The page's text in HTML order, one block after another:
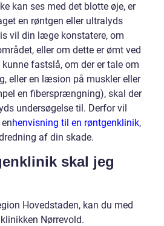
kan ses med det blotte øje, er
en røntgen eller ultralyds
vil din læge konstatere, om
eller om dette er ømt ved
fastslå, om der er tale om
eller en læsion på muskler eller
en fibersprængning), skal der
undersøgelse til. Derfor vil
henvisning til en røntgenklinik,
af din skade.
skal jeg
Hovedstaden, kan du med
Nørrevold.